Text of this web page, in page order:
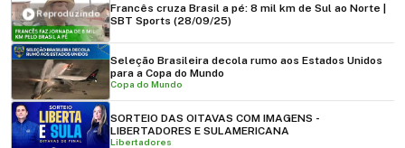
Reproduzindo
Francês cruza Brasil a pé: 8 mil km de Sul ao Norte |
SBT Sports (28/09/25)
Seleção Brasileira decola rumo aos Estados Unidos
para a Copa do Mundo
Copa do Mundo
SORTEIO DAS OITAVAS COM IMAGENS -
LIBERTADORES E SULAMERICANA
Libertadores